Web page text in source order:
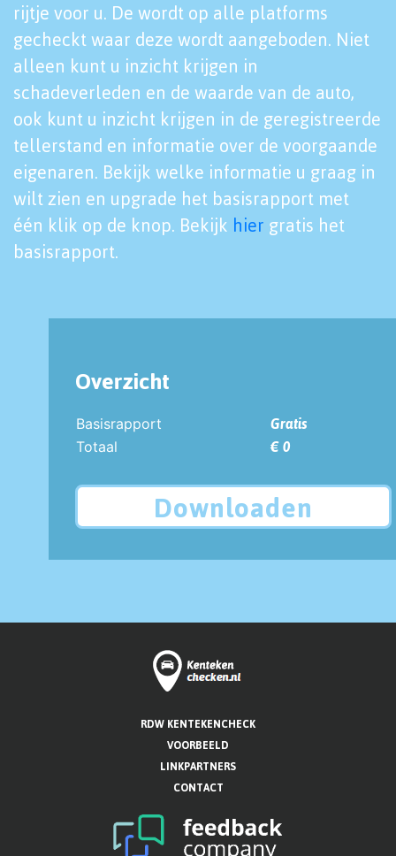
rijtje voor u. De wordt op alle platforms
gecheckt waar deze wordt aangeboden. Niet
alleen kunt u inzicht krijgen in
schadeverleden en de waarde van de auto,
ook kunt u inzicht krijgen in de geregistreerde
tellerstand en informatie over de voorgaande
eigenaren. Bekijk welke informatie u graag in
wilt zien en upgrade het basisrapport met
één klik op de knop. Bekijk hier gratis het
basisrapport.
Overzicht
Basisrapport
Gratis
Totaal
€ 0
Downloaden
RDW KENTEKENCHECK
VOORBEELD
LINKPARTNERS
CONTACT